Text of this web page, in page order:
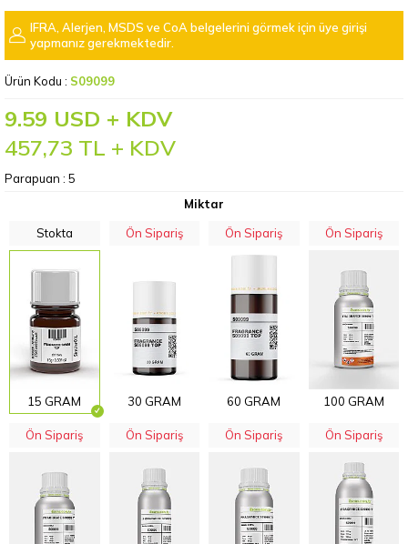
IFRA, Alerjen, MSDS ve CoA belgelerini görmek için üye girişi
yapmanız gerekmektedir.
Ürün Kodu : S09099
9.59 USD + KDV
457,73 TL + KDV
Parapuan : 5
Miktar
Stokta
15 GRAM
Ön Sipariş
30 GRAM
Ön Sipariş
60 GRAM
Ön Sipariş
100 GRAM
Ön Sipariş Ön Sipariş Ön Sipariş Ön Sipariş